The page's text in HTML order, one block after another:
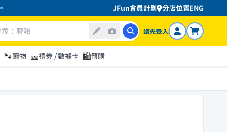
JFun會員計劃 分店位置ENG
請先登入
🐾寵物 🎫禮券 / 數據卡 🛍️預購